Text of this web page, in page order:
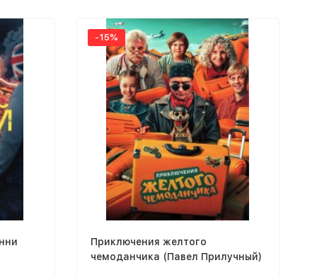
-15%
Приключения желтого
чемоданчика (Павел Прилучный)